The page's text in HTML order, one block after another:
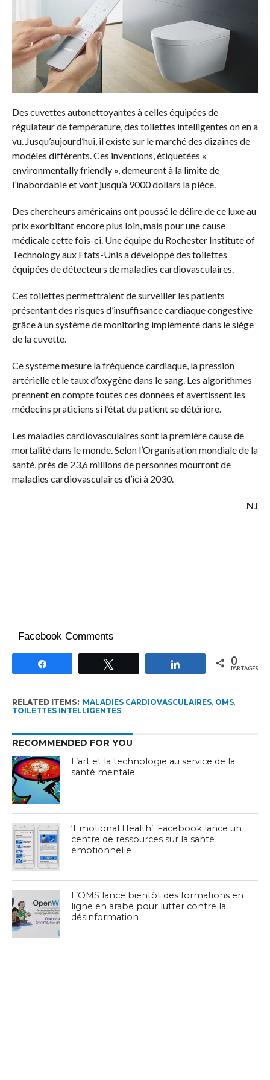
Des cuvettes autonettoyantes à celles équipées de
régulateur de température, des toilettes intelligentes on en a
vu. Jusqu’aujourd’hui, il existe sur le marché des dizaines de
modèles différents. Ces inventions, étiquetées «
environmentally friendly », demeurent à la limite de
l’inabordable et vont jusqu’à 9000 dollars la pièce.
Des chercheurs américains ont poussé le délire de ce luxe au
prix exorbitant encore plus loin, mais pour une cause
médicale cette fois-ci. Une équipe du Rochester Institute of
Technology aux Etats-Unis a développé des toilettes
équipées de détecteurs de maladies cardiovasculaires.
Ces toilettes permettraient de surveiller les patients
présentant des risques d’insuffisance cardiaque congestive
grâce à un système de monitoring implémenté dans le siège
de la cuvette.
Ce système mesure la fréquence cardiaque, la pression
artérielle et le taux d’oxygène dans le sang. Les algorithmes
prennent en compte toutes ces données et avertissent les
médecins praticiens si l’état du patient se détériore.
Les maladies cardiovasculaires sont la première cause de
mortalité dans le monde. Selon l’Organisation mondiale de la
santé, près de 23,6 millions de personnes mourront de
maladies cardiovasculaires d’ici à 2030.
NJ
Facebook Comments
Partagez 0
PARTAGES
RELATED ITEMS: MALADIES CARDIOVASCULAIRES, OMS,
TOILETTES INTELLIGENTES
RECOMMENDED FOR YOU
L’art et la technologie au service de la
santé mentale
‘Emotional Health’: Facebook lance un
centre de ressources sur la santé
émotionnelle
L’OMS lance bientôt des formations en
ligne en arabe pour lutter contre la
désinformation